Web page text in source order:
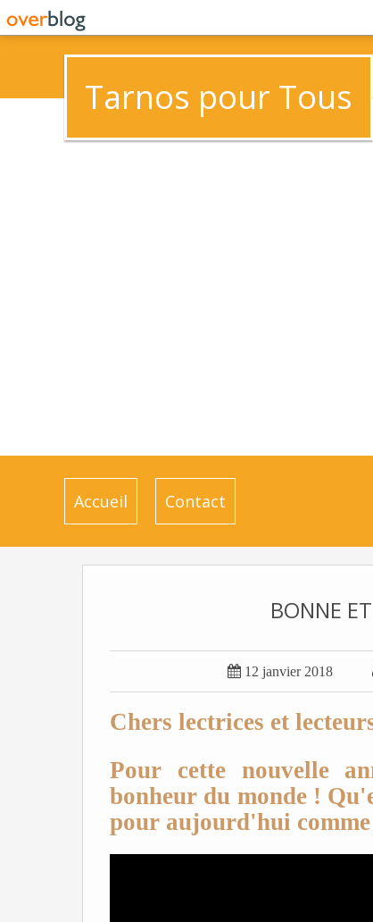
Tarnos pour Tous
Accueil Contact
BONNE
 12 janvier 2018
Chers lectrices et
Pour cette nouvelle
bonheur du monde !
pour aujourd'hui